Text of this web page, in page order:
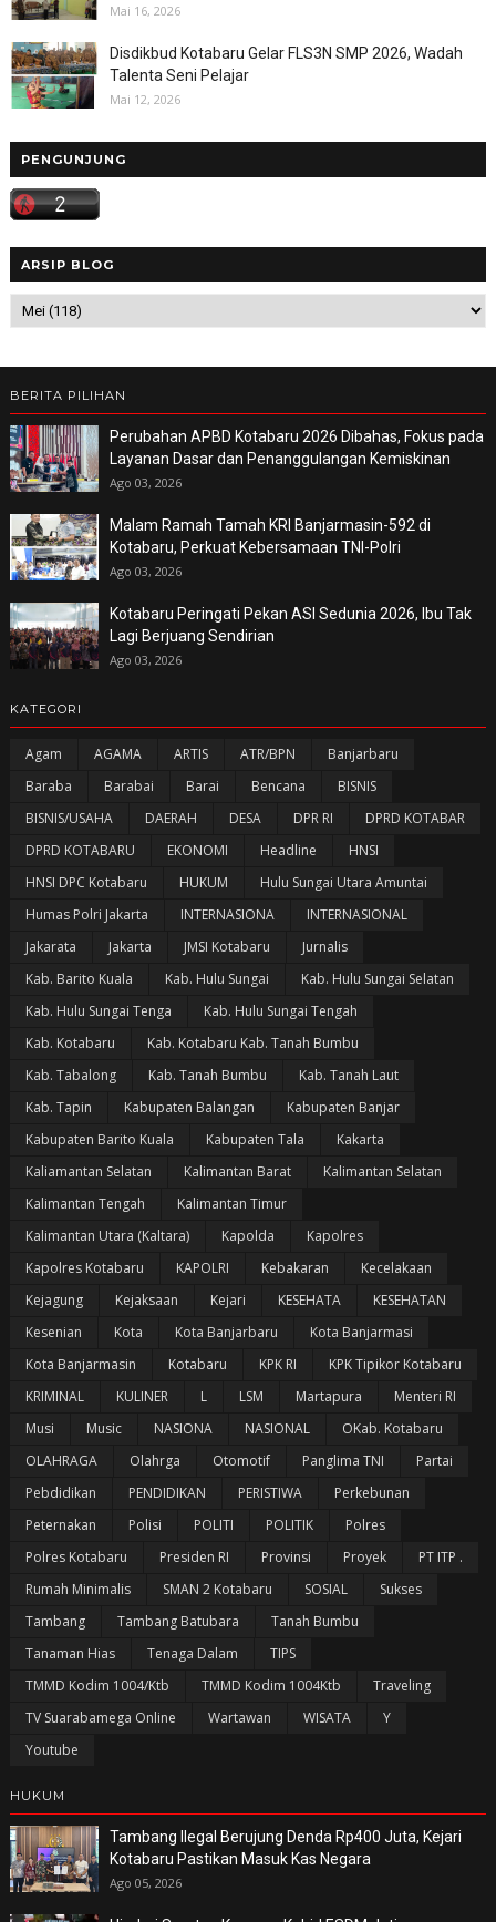
Mai 16, 2026
Disdikbud Kotabaru Gelar FLS3N SMP 2026, Wadah
Talenta Seni Pelajar
Mai 12, 2026
PENGUNJUNG
ARSIP BLOG
BERITA PILIHAN
Perubahan APBD Kotabaru 2026 Dibahas, Fokus pada
Layanan Dasar dan Penanggulangan Kemiskinan
Ago 03, 2026
Malam Ramah Tamah KRI Banjarmasin-592 di
Kotabaru, Perkuat Kebersamaan TNI-Polri
Ago 03, 2026
Kotabaru Peringati Pekan ASI Sedunia 2026, Ibu Tak
Lagi Berjuang Sendirian
Ago 03, 2026
KATEGORI
Agam AGAMA ARTIS ATR/BPN
Banjarbaru
Baraba
Barabai Barai Bencana
BISNIS
BISNIS/USAHA
DAERAH DESA DPR RI
DPRD KOTABAR
DPRD KOTABARU
EKONOMI Headline
HNSI
HNSI DPC Kotabaru
HUKUM
Hulu Sungai Utara Amuntai
Humas Polri Jakarta
INTERNASIONA
INTERNASIONAL
Jakarata
Jakarta JMSI Kotabaru
Jurnalis
Kab. Barito Kuala
Kab. Hulu Sungai
Kab. Hulu Sungai Selatan
Kab. Hulu Sungai Tenga
Kab. Hulu Sungai Tengah
Kab. Kotabaru
Kab. Kotabaru Kab. Tanah Bumbu
Kab. Tabalong
Kab. Tanah Bumbu
Kab. Tanah Laut
Kab. Tapin
Kabupaten Balangan
Kabupaten Banjar
Kabupaten Barito Kuala
Kabupaten Tala
Kakarta
Kaliamantan Selatan
Kalimantan Barat
Kalimantan Selatan
Kalimantan Tengah
Kalimantan Timur
Kalimantan Utara (Kaltara)
Kapolda
Kapolres
Kapolres Kotabaru
KAPOLRI Kebakaran
Kecelakaan
Kejagung
Kejaksaan Kejari KESEHATA
KESEHATAN
Kesenian
Kota Kota Banjarbaru
Kota Banjarmasi
Kota Banjarmasin
Kotabaru KPK RI
KPK Tipikor Kotabaru
KRIMINAL
KULINER L LSM Martapura
Menteri RI
Musi
Music NASIONA NASIONAL
OKab. Kotabaru
OLAHRAGA
Olahrga Otomotif Panglima TNI
Partai
Pebdidikan
PENDIDIKAN PERISTIWA
Perkebunan
Peternakan
Polisi POLITI POLITIK
Polres
Polres Kotabaru
Presiden RI Provinsi Proyek
PT ITP .
Rumah Minimalis
SMAN 2 Kotabaru SOSIAL
Sukses
Tambang
Tambang Batubara
Tanah Bumbu
Tanaman Hias
Tenaga Dalam
TIPS
TMMD Kodim 1004/Ktb
TMMD Kodim 1004Ktb
Traveling
TV Suarabamega Online
Wartawan WISATA
Y
Youtube
HUKUM
Tambang Ilegal Berujung Denda Rp400 Juta, Kejari
Kotabaru Pastikan Masuk Kas Negara
Ago 05, 2026